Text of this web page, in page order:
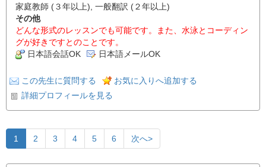
家庭教師 (３年以上), 一般翻訳 (２年以上)
その他
どんな形式のレッスンでも可能です。また、水泳とコーディン
グが好きですとのことです。
日本語会話OK
日本語メールOK
この先生に質問する
お気に入りへ追加する
詳細プロフィールを見る
1 2 3 4 5 6 次へ>